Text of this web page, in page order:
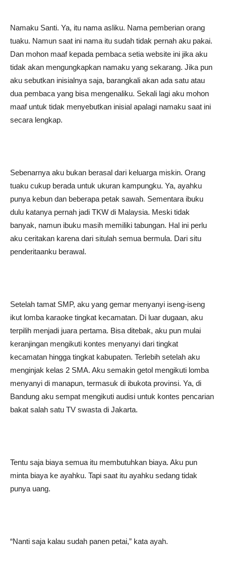
Namaku Santi. Ya, itu nama asliku. Nama pemberian orang
tuaku. Namun saat ini nama itu sudah tidak pernah aku pakai.
Dan mohon maaf kepada pembaca setia website ini jika aku
tidak akan mengungkapkan namaku yang sekarang. Jika pun
aku sebutkan inisialnya saja, barangkali akan ada satu atau
dua pembaca yang bisa mengenaliku. Sekali lagi aku mohon
maaf untuk tidak menyebutkan inisial apalagi namaku saat ini
secara lengkap.
Sebenarnya aku bukan berasal dari keluarga miskin. Orang
tuaku cukup berada untuk ukuran kampungku. Ya, ayahku
punya kebun dan beberapa petak sawah. Sementara ibuku
dulu katanya pernah jadi TKW di Malaysia. Meski tidak
banyak, namun ibuku masih memiliki tabungan. Hal ini perlu
aku ceritakan karena dari situlah semua bermula. Dari situ
penderitaanku berawal.
Setelah tamat SMP, aku yang gemar menyanyi iseng-iseng
ikut lomba karaoke tingkat kecamatan. Di luar dugaan, aku
terpilih menjadi juara pertama. Bisa ditebak, aku pun mulai
keranjingan mengikuti kontes menyanyi dari tingkat
kecamatan hingga tingkat kabupaten. Terlebih setelah aku
menginjak kelas 2 SMA. Aku semakin getol mengikuti lomba
menyanyi di manapun, termasuk di ibukota provinsi. Ya, di
Bandung aku sempat mengikuti audisi untuk kontes pencarian
bakat salah satu TV swasta di Jakarta.
Tentu saja biaya semua itu membutuhkan biaya. Aku pun
minta biaya ke ayahku. Tapi saat itu ayahku sedang tidak
punya uang.
“Nanti saja kalau sudah panen petai,” kata ayah.